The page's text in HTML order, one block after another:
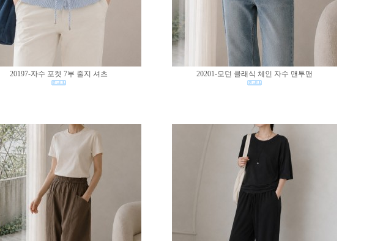
20197-자수 포켓 7부 줄지 셔츠 20201-모던 클래식 체인 자수 맨투맨